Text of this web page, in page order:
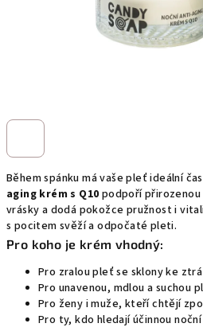
Během spánku má vaše pleť ideální
aging krém s Q10 podpoří
vrásky a dodá pokožce pružnost i
s pocitem svěží a odpočaté pleti.
Pro koho je krém vhodný:
Pro zralou pleť se sklony ke
Pro unavenou, mdlou a suchou
Pro ženy i muže, kteří chtějí
Pro ty, kdo hledají účinnou